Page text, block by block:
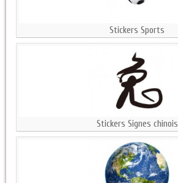
Stickers Sports
Stickers Signes chinois